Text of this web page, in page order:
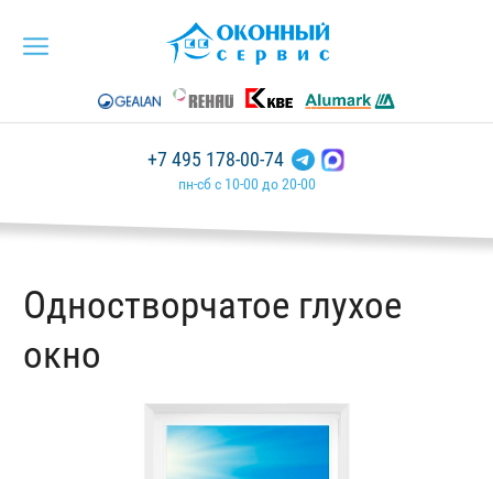
+7 495 178-00-74
пн-сб с 10-00 до 20-00
Одностворчатое глухое
окно